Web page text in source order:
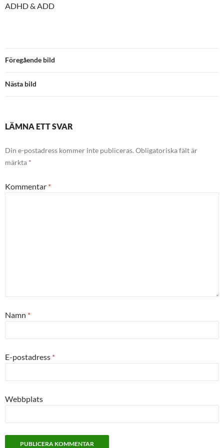
ADHD & ADD
Föregående bild
Nästa bild
LÄMNA ETT SVAR
Din e-postadress kommer inte publiceras. Obligatoriska fält är
märkta *
Kommentar *
Namn *
E-postadress *
Webbplats